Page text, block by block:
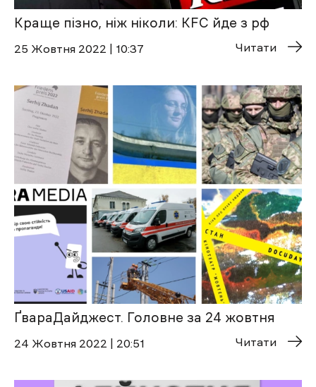
Краще пізно, ніж ніколи: KFC йде з рф
25 Жовтня 2022 | 10:37 Читати
ҐвараДайджест. Головне за 24 жовтня
24 Жовтня 2022 | 20:51 Читати